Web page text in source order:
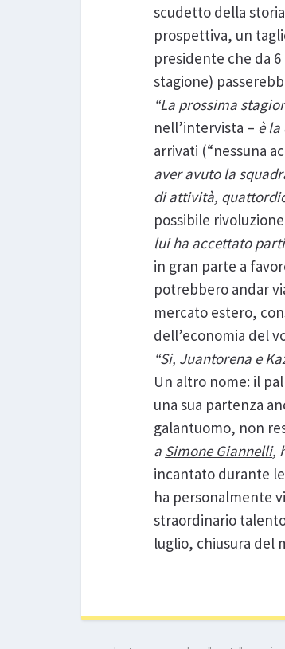
scudetto della
prospettiva, un
presidente che da
stagione)
“La prossima
nell’intervista – è
arrivati (“nessuna
aver avuto la
di attività,
possibile
lui ha accettato
in gran parte a
potrebbero andar
mercato estero,
dell’economia del
“Si, Juantorena e
Un altro nome: il
una sua partenza
galantuomo, non
a Simone Giannelli,
incantato durante
ha personalmente
straordinario
luglio, chiusura del